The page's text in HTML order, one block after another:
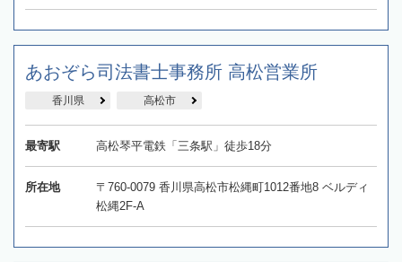
あおぞら司法書士事務所 高松営業所
香川県 高松市
最寄駅 高松琴平電鉄「三条駅」徒歩18分
所在地
〒760-0079 香川県高松市松縄町1012番地8 ベルディ
松縄2F-A